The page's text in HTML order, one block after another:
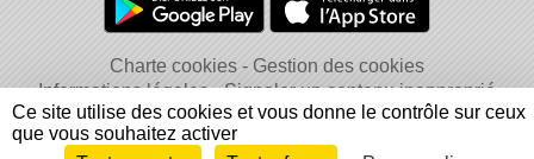
Charte cookies
Gestion des cookies
Informations légales
Signaler un contenu inapproprié
Ce site utilise des cookies et vous donne le contrôle sur ceux
que vous souhaitez activer